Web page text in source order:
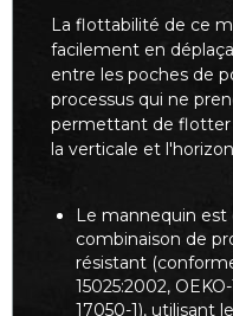
La flottabilité de ce
facilement en
entre les poches de
processus qui ne
permettant de flotter
la verticale et
Le mannequin est
combinaison de
résistant
15025:2002,
17050-1), utilisant